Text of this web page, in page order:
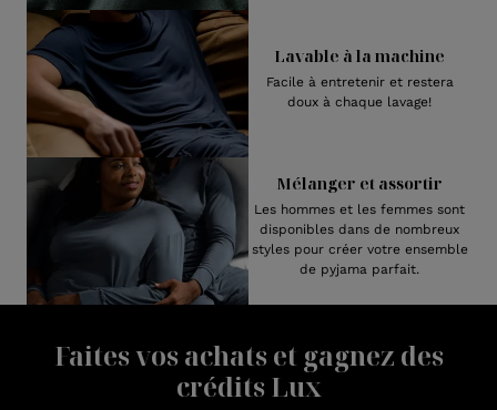
Lavable à la machine
Facile à entretenir et restera
doux à chaque lavage!
Mélanger et assortir
Les hommes et les femmes sont
disponibles dans de nombreux
styles pour créer votre ensemble
de pyjama parfait.
Faites vos achats et gagnez des
crédits Lux